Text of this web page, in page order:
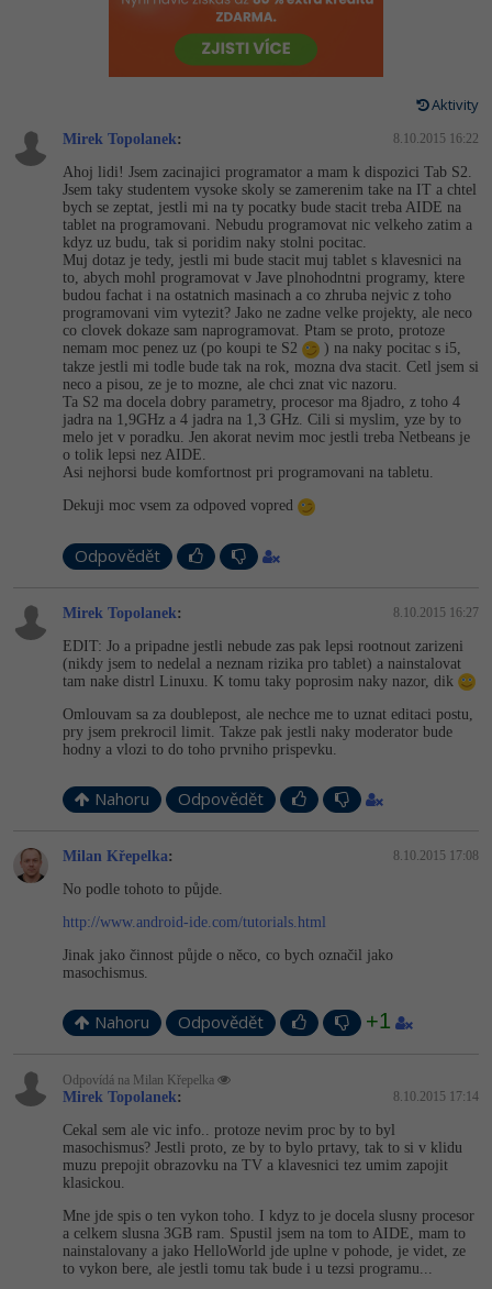
HTML5, CSS3, Bootstrap, SEO
Testování a verzování
UML a návrhové vzory
React
Spring
ASP.NET MVC
Django
Best practices
Python
HTML / CSS
UML a návrhové vzory
MySQL/MariaDB
MS-SQL
SQLite
Vývojář mobilních aplikací
Specialista na AI a bigdata
Webdesigner
Tester
Systémový administrátor
Grafik / UX/UI návrhář
3D grafik
Projektový manažer
Databázový analytik
SEO specialista
-80%
-80%
C++ -80%
Swift -80%
Kotlin -80%
C -80%
VB.NET
SQL
Návrh SW -80%
Pro děti
Více
Fórum
Digitální gramotnost
Marketing -30%
SEO -30%
UX
Business
Kryptoměny -25%
Copywriting -30%
MS Office -80%
Time management
Linux
Kybernetická bezpečnost
Elektronický podpis
Fórum
-80%
Adobe Illustrator -80%
Adobe Lightroom
Adobe XD -15%
Adobe InDesign -25%
Adobe After Effects
Blender -80%
Inkscape
Fotografování -80%
Ostatní
Aktivity
Mirek Topolanek: 8.10.2015 16:22
Ahoj lidi! Jsem zacinajici programator a mam k dispozici Tab S2.
Jsem taky studentem vysoke skoly se zamerenim take na IT a chtel
bych se zeptat, jestli mi na ty pocatky bude stacit treba AIDE na
tablet na programovani. Nebudu programovat nic velkeho zatim a
kdyz uz budu, tak si poridim naky stolni pocitac.
Muj dotaz je tedy, jestli mi bude stacit muj tablet s klavesnici na
to, abych mohl programovat v Jave plnohodntni programy, ktere
budou fachat i na ostatnich masinach a co zhruba nejvic z toho
programovani vim vytezit? Jako ne zadne velke projekty, ale neco
co clovek dokaze sam naprogramovat. Ptam se proto, protoze
nemam moc penez uz (po koupi te S2
) na naky pocitac s i5,
takze jestli mi todle bude tak na rok, mozna dva stacit. Cetl jsem si
neco a pisou, ze je to mozne, ale chci znat vic nazoru.
Ta S2 ma docela dobry parametry, procesor ma 8jadro, z toho 4
jadra na 1,9GHz a 4 jadra na 1,3 GHz. Cili si myslim, yze by to
melo jet v poradku. Jen akorat nevim moc jestli treba Netbeans je
o tolik lepsi nez AIDE.
Asi nejhorsi bude komfortnost pri programovani na tabletu.
Dekuji moc vsem za odpoved vopred
Odpovědět
Mirek Topolanek: 8.10.2015 16:27
EDIT: Jo a pripadne jestli nebude zas pak lepsi rootnout zarizeni
(nikdy jsem to nedelal a neznam rizika pro tablet) a nainstalovat
tam nake distrl Linuxu. K tomu taky poprosim naky nazor, dik
Omlouvam sa za doublepost, ale nechce me to uznat editaci postu,
pry jsem prekrocil limit. Takze pak jestli naky moderator bude
hodny a vlozi to do toho prvniho prispevku.
Nahoru Odpovědět
Milan Křepelka: 8.10.2015 17:08
No podle tohoto to půjde.
http://www.android-ide.com/tutorials.html
Jinak jako činnost půjde o něco, co bych označil jako
masochismus.
Nahoru Odpovědět +1
Odpovídá na Milan Křepelka
Mirek Topolanek: 8.10.2015 17:14
Cekal sem ale vic info.. protoze nevim proc by to byl
masochismus? Jestli proto, ze by to bylo prtavy, tak to si v klidu
muzu prepojit obrazovku na TV a klavesnici tez umim zapojit
klasickou.
Mne jde spis o ten vykon toho. I kdyz to je docela slusny procesor
a celkem slusna 3GB ram. Spustil jsem na tom to AIDE, mam to
nainstalovany a jako HelloWorld jde uplne v pohode, je videt, ze
to vykon bere, ale jestli tomu tak bude i u tezsi programu...